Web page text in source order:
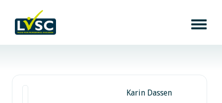
Karin Dassen